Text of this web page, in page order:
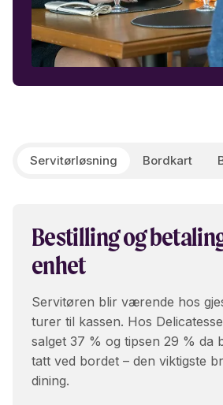
Servitørløsning Bordkart
Bestilling og
enhet
Servitøren blir værende hos
turer til kassen. Hos
salget 37 % og tipsen 29 % da
tatt ved bordet – den viktigste
dining.